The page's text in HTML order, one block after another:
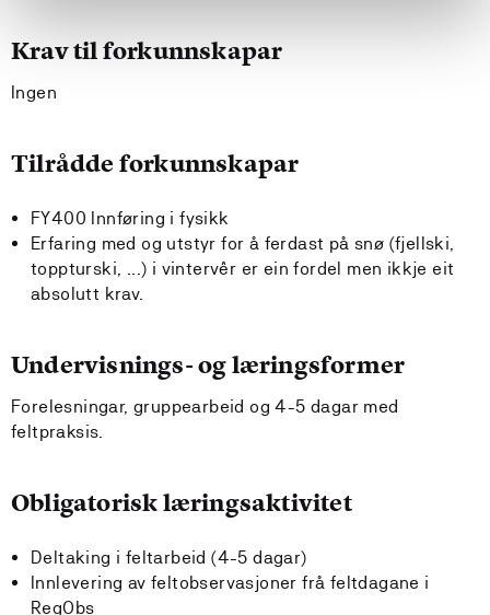
Krav til forkunnskapar
Ingen
Tilrådde forkunnskapar
FY400 Innføring i fysikk
Erfaring med og utstyr for å ferdast på snø (fjellski,
toppturski, ...) i vintervêr er ein fordel men ikkje eit
absolutt krav.
Undervisnings- og læringsformer
Forelesningar, gruppearbeid og 4-5 dagar med
feltpraksis.
Obligatorisk læringsaktivitet
Deltaking i feltarbeid (4-5 dagar)
Innlevering av feltobservasjoner frå feltdagane i
RegObs